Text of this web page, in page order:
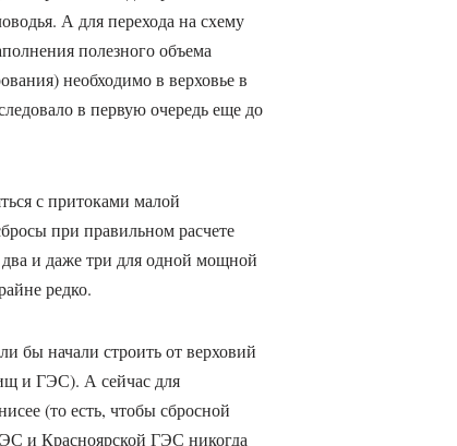
А для перехода на схему
полезного объема
необходимо в верховье в
в первую очередь еще до
с притоками малой
при правильном расчете
и даже три для одной мощной
редко.
бы начали строить от верховий
и ГЭС). А сейчас для
(то есть, чтобы сбросной
и Красноярской ГЭС никогда